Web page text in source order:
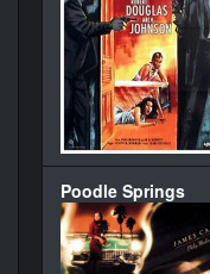
Poodle Springs